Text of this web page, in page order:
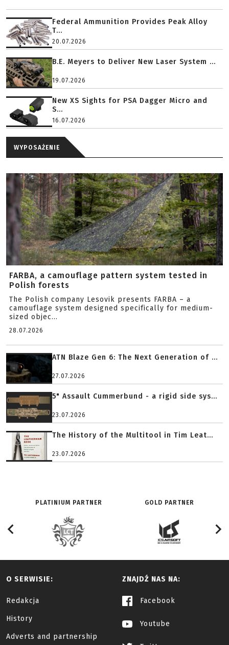
Federal Ammunition Provides Peak Alloy
T...
20.07.2026
B.E. Meyers to Deliver New Laser System ...
19.07.2026
New XS Sights for PSA Dagger Micro and
S...
16.07.2026
WYPOSAŻENIE
FARBA, a camouflage pattern system tested in
Polish forests
The Polish company Lesovik presents FARBA – a
camouflage system designed specifically for medium-
sized objec...
28.07.2026
ATN Blaze Gen 6: The Next Generation of ...
27.07.2026
5" Assault Cummerbund - a rigid side sys...
23.07.2026
The History of the Multitool in Tim Leat...
23.07.2026
PLATINIUM PARTNER GOLD PARTNER
O SERWISIE:
Redakcja
History
Adverts and partnership
ZNAJDŹ NAS NA:
Facebook
Youtube